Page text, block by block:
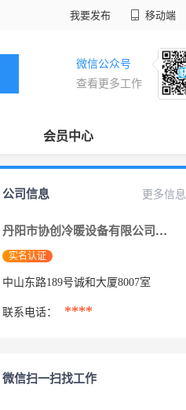
我要发布 移动端
微信公众号
查看更多工作
会员中心
更多信息
公司信息
丹阳市协创冷暖设备有限公司镇江分公司
实名认证
中山东路189号诚和大厦8007室
联系电话： ****
微信扫一扫找工作